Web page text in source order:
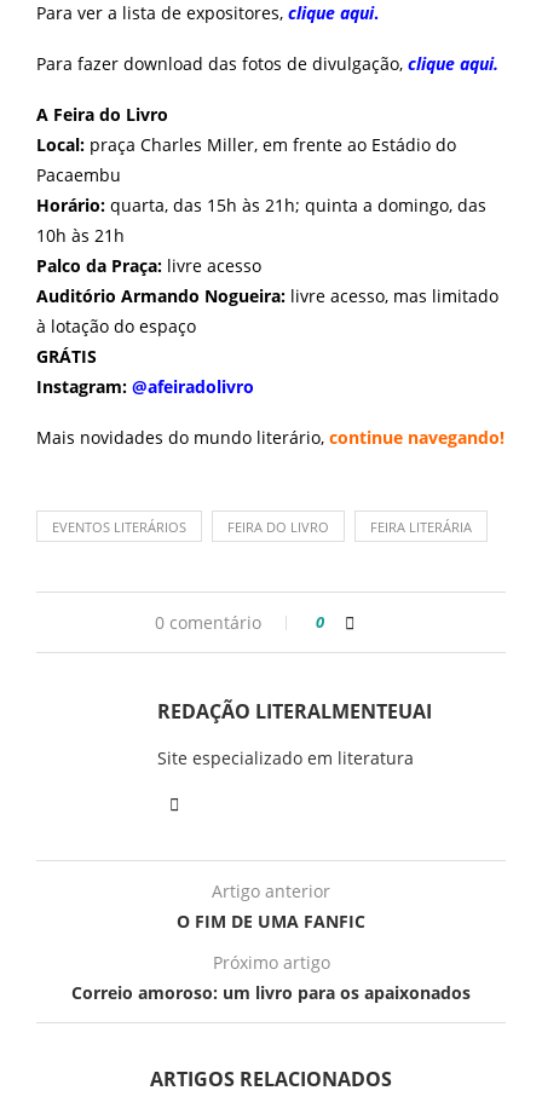
Para ver a lista de expositores, clique aqui.
Para fazer download das fotos de divulgação, clique aqui.
A Feira do Livro
Local: praça Charles Miller, em frente ao Estádio do
Pacaembu
Horário: quarta, das 15h às 21h; quinta a domingo, das
10h às 21h
Palco da Praça: livre acesso
Auditório Armando Nogueira: livre acesso, mas limitado
à lotação do espaço
GRÁTIS
Instagram: @afeiradolivro
Mais novidades do mundo literário, continue navegando!
EVENTOS LITERÁRIOS FEIRA DO LIVRO FEIRA LITERÁRIA
0 comentário 0
REDAÇÃO LITERALMENTEUAI
Site especializado em literatura
Artigo anterior
O FIM DE UMA FANFIC
Próximo artigo
Correio amoroso: um livro para os apaixonados
ARTIGOS RELACIONADOS